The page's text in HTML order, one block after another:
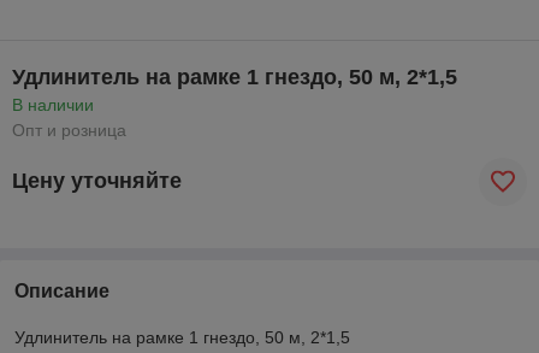
Удлинитель на рамке 1 гнездо, 50 м, 2*1,5
В наличии
Опт и розница
Цену уточняйте
Описание
Удлинитель на рамке 1 гнездо, 50 м, 2*1,5